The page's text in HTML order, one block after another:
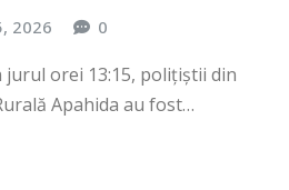
2026 0
jurul orei 13:15, polițiștii din
Apahida au fost…